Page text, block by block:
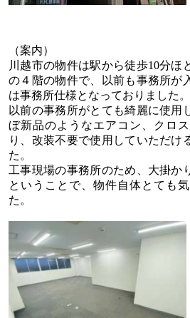
（案内）
川越市の物件は駅から徒歩10分ほ
の４階の物件で、以前も事務所が
は事務所仕様となっておりました。
以前の事務所がとても綺麗に使用
ぼ新品のようなエアコン、クロ
り、改装不要で使用していただけ
た。
工事現場の事務所のため、大掛か
ということで、物件自体とても
た。